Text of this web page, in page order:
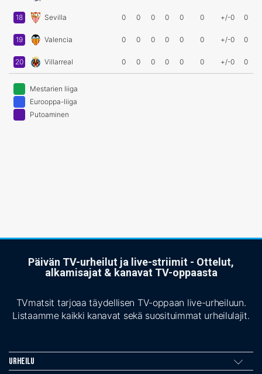
18 Sevilla 0 0 0 0 0 0 +/-0 0
19 Valencia 0 0 0 0 0 0 +/-0 0
20 Villarreal 0 0 0 0 0 0 +/-0 0
Mestarien liiga
Eurooppa-liiga
Putoaminen
Päivän TV-urheilut ja live-striimit - Ottelut,
alkamisajat & kanavat TV-oppaasta
TVmatsit tarjoaa täydellisen TV-oppaan live-urheiluun.
Listaamme kaikki kanavat sekä suosituimmat urheilulajit.
Urheilu